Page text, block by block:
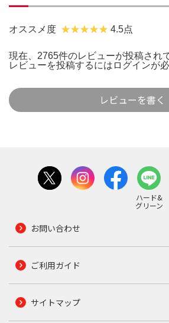
オススメ度 4.5点
現在、2765件のレビューが投稿され
レビューを投稿するには ログインが
レビューを書く
ハード&
グリーン
お問い合わせ
ご利用ガイド
サイトマップ